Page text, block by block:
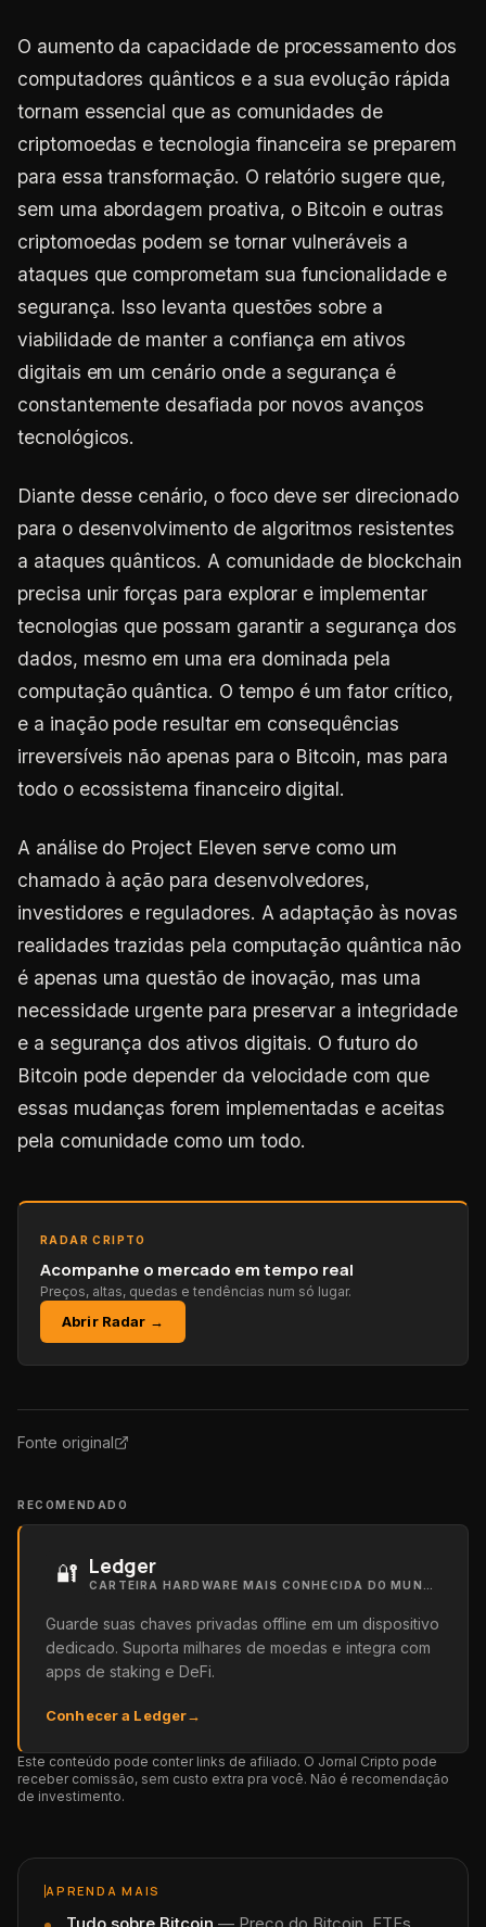
O aumento da capacidade de processamento dos
computadores quânticos e a sua evolução rápida
tornam essencial que as comunidades de
criptomoedas e tecnologia financeira se preparem
para essa transformação. O relatório sugere que,
sem uma abordagem proativa, o Bitcoin e outras
criptomoedas podem se tornar vulneráveis a
ataques que comprometam sua funcionalidade e
segurança. Isso levanta questões sobre a
viabilidade de manter a confiança em ativos
digitais em um cenário onde a segurança é
constantemente desafiada por novos avanços
tecnológicos.
Diante desse cenário, o foco deve ser direcionado
para o desenvolvimento de algoritmos resistentes
a ataques quânticos. A comunidade de blockchain
precisa unir forças para explorar e implementar
tecnologias que possam garantir a segurança dos
dados, mesmo em uma era dominada pela
computação quântica. O tempo é um fator crítico,
e a inação pode resultar em consequências
irreversíveis não apenas para o Bitcoin, mas para
todo o ecossistema financeiro digital.
A análise do Project Eleven serve como um
chamado à ação para desenvolvedores,
investidores e reguladores. A adaptação às novas
realidades trazidas pela computação quântica não
é apenas uma questão de inovação, mas uma
necessidade urgente para preservar a integridade
e a segurança dos ativos digitais. O futuro do
Bitcoin pode depender da velocidade com que
essas mudanças forem implementadas e aceitas
pela comunidade como um todo.
RADAR CRIPTO
Acompanhe o mercado em tempo real
Preços, altas, quedas e tendências num só lugar.
Abrir Radar →
Fonte original
RECOMENDADO
🔐 Ledger
Guarde suas chaves privadas offline em um dispositivo
dedicado. Suporta milhares de moedas e integra com
apps de staking e DeFi.
Conhecer a Ledger→
Este conteúdo pode conter links de afiliado. O Jornal Cripto pode
receber comissão, sem custo extra pra você. Não é recomendação
de investimento.
APRENDA MAIS